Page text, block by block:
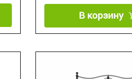
В корзину